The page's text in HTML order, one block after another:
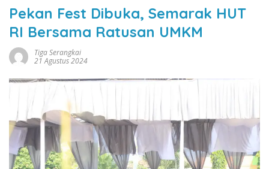
Pekan Fest Dibuka, Semarak HUT
RI Bersama Ratusan UMKM
Tiga Serangkai
21 Agustus 2024